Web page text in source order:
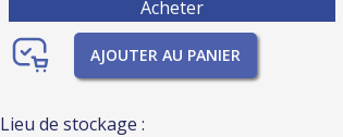
Acheter
AJOUTER AU PANIER
Lieu de stockage :